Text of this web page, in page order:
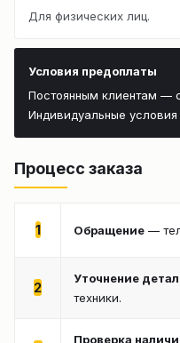
Для физических лиц.
Условия предоплаты
Постоянным клиентам —
Индивидуальные
Процесс заказа
1 Обращение —
2
Уточнение
техники.
Проверка